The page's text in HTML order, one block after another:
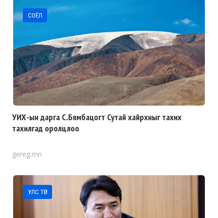
СОЁЛ
УИХ-ын дарга С.Бямбацогт Сутай хайрхныг тахих
тахилгад оролцлоо
gereg.mn
УЛС ТӨР